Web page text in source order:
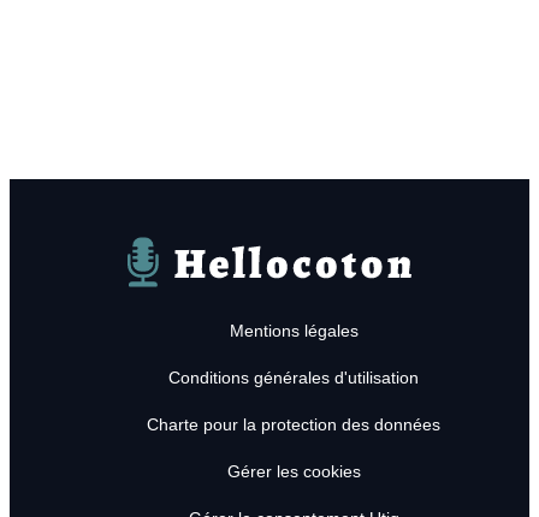
Hellocoton
Mentions légales
Conditions générales d'utilisation
Charte pour la protection des données
Gérer les cookies